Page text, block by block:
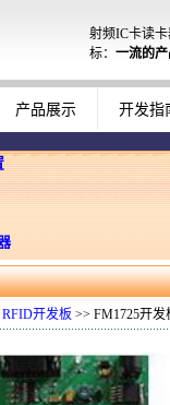
射频IC卡读
标： 一流的
产品展示 开发指
RFID开发板 >> FM1725开发